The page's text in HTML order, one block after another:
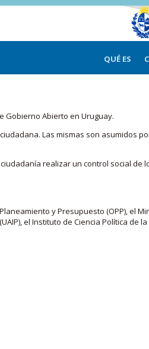
QUÉ ES
Gobierno Abierto en Uruguay.
Las mismas son asumidos
realizar un control social de
y Presupuesto (OPP), el
el Instituto de Ciencia Política de